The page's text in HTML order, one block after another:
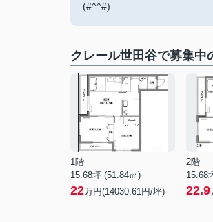
(#^^#)
クレール世田谷で募集中
1階
15.68坪 (51.84㎡)
22万円(14030.61円/坪)
2階
15.68
22.9